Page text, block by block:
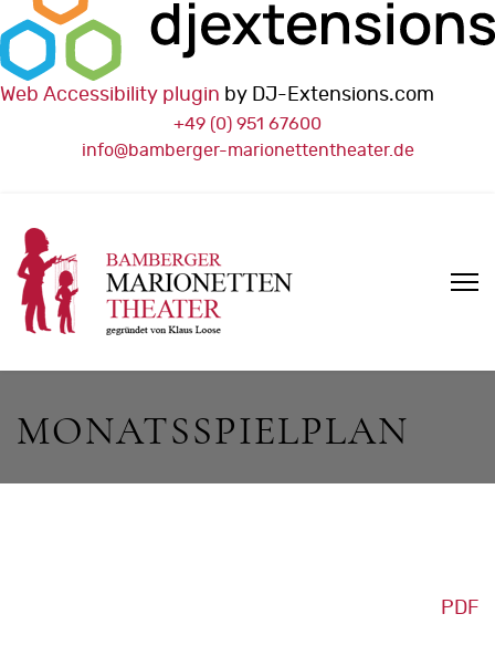
Web Accessibility plugin by DJ-Extensions.com
+49 (0) 951 67600
info@bamberger-marionettentheater.de
MONATSSPIELPLAN
PDF